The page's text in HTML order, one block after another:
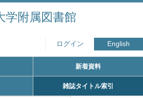
学附属図書館
ログイン English
新着資料
雑誌タイトル索引